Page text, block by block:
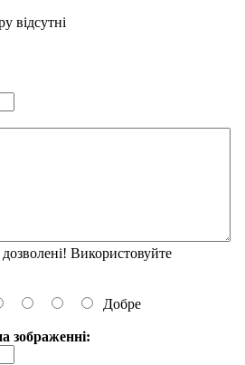
відсутні
Використовуйте
Добре
зображенні: